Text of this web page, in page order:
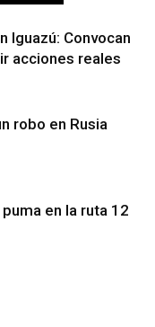
Iguazú: Convocan
acciones reales
robo en Rusia
en la ruta 12